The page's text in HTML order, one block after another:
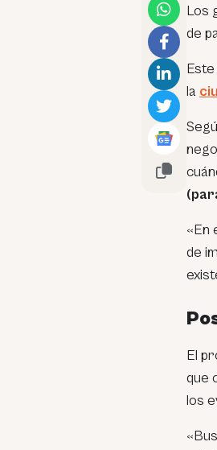
Los
de
la
«En
de
El
que
los